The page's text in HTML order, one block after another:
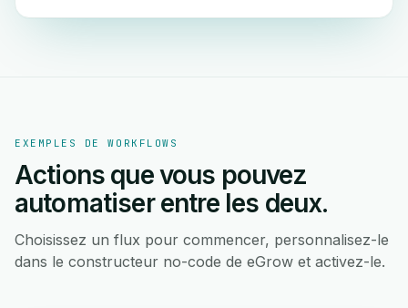
EXEMPLES DE WORKFLOWS
Actions que vous pouvez
automatiser entre les deux.
Choisissez un flux pour commencer, personnalisez-le
dans le constructeur no-code de eGrow et activez-le.